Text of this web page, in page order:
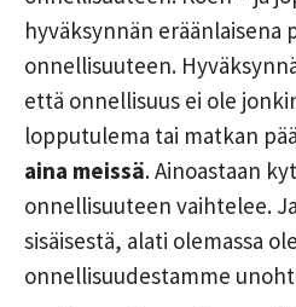
hyväksynnän
onnellisuuteen.
että onnellisuus ei ole
lopputulema tai matkan
aina meissä. Ainoastaan
onnellisuuteen vaihtelee.
sisäisestä, alati olemassa
onnellisuudestamme